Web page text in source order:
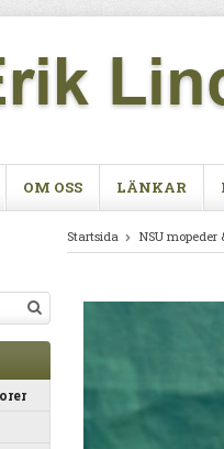
OM OSS LÄNKAR
Startsida NSU mopeder